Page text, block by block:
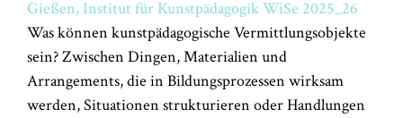
Gießen, Institut für Kunstpädagogik WiSe 2025_26
Was können kunstpädagogische Vermittlungsobjekte
sein? Zwischen Dingen, Materialien und
Arrangements, die in Bildungsprozessen wirksam
werden, Situationen strukturieren oder Handlungen